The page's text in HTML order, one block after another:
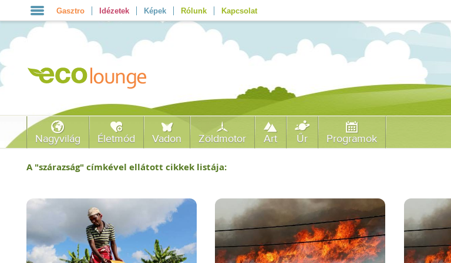
Gasztro Idézetek Képek Rólunk Kapcsolat
Nagyvilág Életmód Vadon Zöldmotor Art Űr Programok
A "szárazság" címkével ellátott cikkek listája: